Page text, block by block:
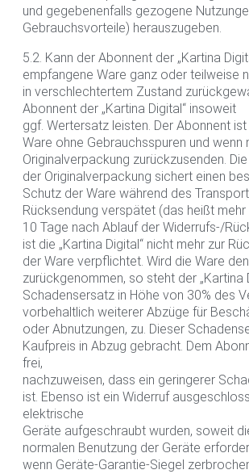
und gegebenenfalls gezogene
Gebrauchsvorteile) herauszugeben.
5.2. Kann der Abonnent der „Kartina
empfangene Ware ganz oder teilweise
in verschlechtertem Zustand
Abonnent der „Kartina Digital“ insoweit
ggf. Wertersatz leisten. Der Abonnent
Ware ohne Gebrauchsspuren und wenn
Originalverpackung zurückzusenden.
der Originalverpackung sichert einen
Schutz der Ware während des
Rücksendung verspätet (das heißt mehr
10 Tage nach Ablauf der Widerrufs-/
ist die „Kartina Digital“ nicht mehr zur
der Ware verpflichtet. Wird die Ware
zurückgenommen, so steht der „Kartina
Schadensersatz in Höhe von 30% des
vorbehaltlich weiterer Abzüge für
oder Abnutzungen, zu. Dieser
Kaufpreis in Abzug gebracht. Dem
frei,
nachzuweisen, dass ein geringerer
ist. Ebenso ist ein Widerruf
elektrische
Geräte aufgeschraubt wurden, soweit
normalen Benutzung der Geräte
wenn Geräte-Garantie-Siegel